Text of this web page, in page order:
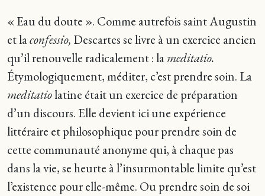
« Eau du doute ». Comme autrefois saint Augustin
et laconfessio, Descartes se livre à un exercice ancien
qu’il renouvelle radicalement : lameditatio.
Étymologiquement, méditer, c’est prendre soin. La
meditatiolatine était un exercice de préparation
d’un discours. Elle devient ici une expérience
littéraire et philosophique pour prendre soin de
cette communauté anonyme qui, à chaque pas
dans la vie, se heurte à l’insurmontable limite qu’est
l’existence pour elle-même. Ou prendre soin de soi